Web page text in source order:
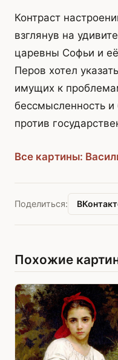
Контраст
взглянув на
царевны Софьи и
Перов хотел
имущих к
бессмысленность
против
Все картины:
Поделиться:
Похожие